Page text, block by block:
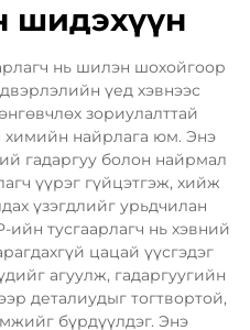
шидэхүүн
нь шилэн шохойгоор
үед хэвнээс
зориулалттай
химийн найрлага юм. Энэ
гадаргуу болон найрмал
үүрэг гүйцэтгэж, хийж
үзэгдлийг урьдчилан
ийн тусгаарлагч нь хэвний
цацай үүсгэдэг
агуулж, гадаргуугийн
деталиудыг тогтвортой,
бүрдүүлдэг. Энэ